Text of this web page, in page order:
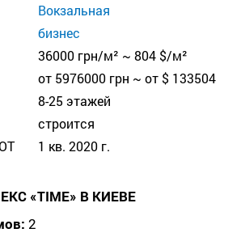
Вокзальная
бизнес
36000 грн/м² ~ 804 $/м²
от 5976000 грн ~ от $ 133504
8-25 этажей
строится
1 кв. 2020 г.
«TIME» В КИЕВЕ
2